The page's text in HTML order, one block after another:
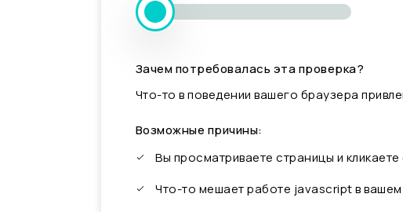
Зачем потребовалась эта проверка?
Что-то в поведении вашего браузера
Возможные причины:
Вы просматриваете страницы и
Что-то мешает работе javascript в